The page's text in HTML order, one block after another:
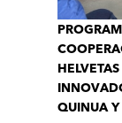
QUINUA Y